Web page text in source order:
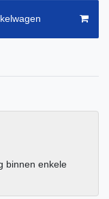
binnen enkele